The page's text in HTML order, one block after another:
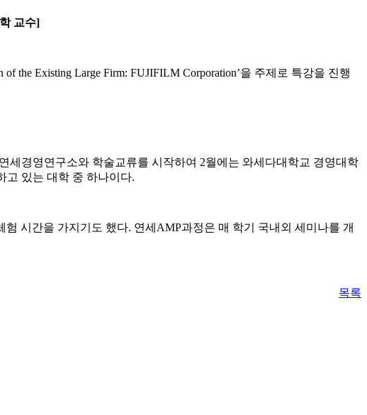
교수]
the Existing Large Firm: FUJIFILM Corporation’을 주제로 특강을 진행
세경영연구소와 학술교류를 시작하여 2월에는 와세다대학교 경영대학
고 있는 대학 중 하나이다.
시간을 가지기도 했다. 연세AMP과정은 매 학기 국내외 세미나를 개
목록